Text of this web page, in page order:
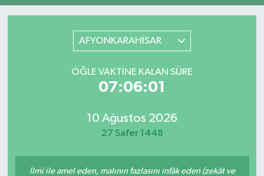
AFYONKARAHİSAR
ÖĞLE VAKTINE KALAN SÜRE
07:06:01
10 Ağustos 2026
27 Safer 1448
İlmi ile amel eden, malının fazlasını infâk eden (zekât ve
Resmi İlanlar
İskilip
Çorum Namaz Vakitleri
Trafik Durumu
Süper Lig Puan Durumu ve Fikstür
Son Dakika Haberleri
Haber Arşivi